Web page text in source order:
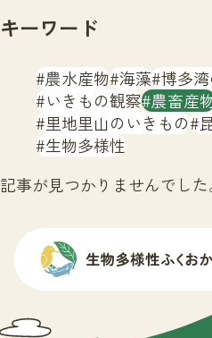
キーワード
農水産物 海藻 博多
いきもの観察 農畜産
里地里山のいきもの
生物多様性
記事が見つかりませんでした